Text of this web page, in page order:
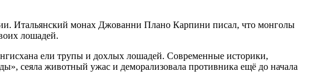
Итальянский монах Джованни Плано Карпини писал, что монголы
лошадей.
ели трупы и дохлых лошадей. Современные историки,
сеяла животный ужас и деморализовала противника ещё до начала